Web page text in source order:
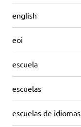
english
eoi
escuela
escuelas
escuelas de idiomas